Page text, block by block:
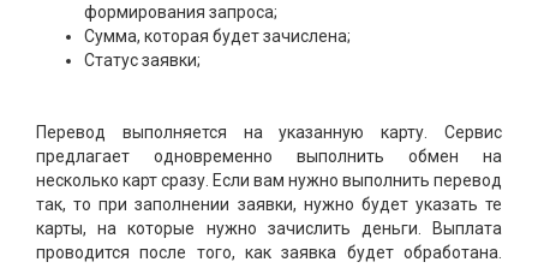
формирования запроса;
Сумма, которая будет зачислена;
Статус заявки;
Перевод выполняется на указанную карту. Сервис
предлагает одновременно выполнить обмен на
несколько карт сразу. Если вам нужно выполнить перевод
так, то при заполнении заявки, нужно будет указать те
карты, на которые нужно зачислить деньги. Выплата
проводится после того, как заявка будет обработана.